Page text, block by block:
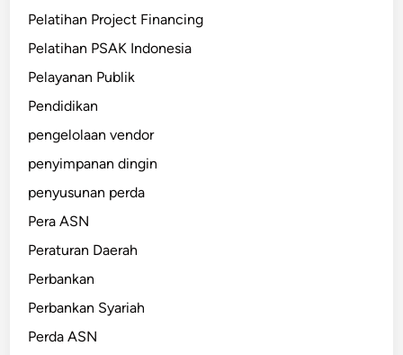
Pelatihan Project Financing
Pelatihan PSAK Indonesia
Pelayanan Publik
Pendidikan
pengelolaan vendor
penyimpanan dingin
penyusunan perda
Pera ASN
Peraturan Daerah
Perbankan
Perbankan Syariah
Perda ASN